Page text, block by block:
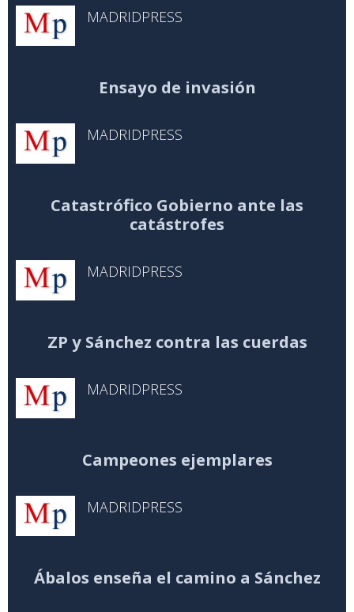
MADRIDPRESS
Ensayo de invasión
MADRIDPRESS
Catastrófico Gobierno ante las
catástrofes
MADRIDPRESS
ZP y Sánchez contra las cuerdas
MADRIDPRESS
Campeones ejemplares
MADRIDPRESS
Ábalos enseña el camino a Sánchez